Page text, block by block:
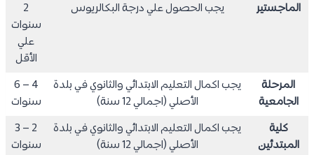
الماجستير
يجب الحصول علي درجة البكالريوس
2
سنوات
علي
الأقل
المرحلة
الجامعية
يجب اكمال التعليم الابتدائي والثانوي في بلدة
الأصلي (اجمالي 12 سنة)
4 – 6
سنوات
كلية
المبتدئين
يجب اكمال التعليم الابتدائي والثانوي في بلدة
الأصلي (اجمالي 12 سنة)
2 – 3
سنوات